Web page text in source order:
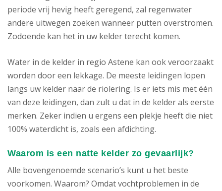
periode vrij hevig heeft geregend, zal regenwater
andere uitwegen zoeken wanneer putten overstromen.
Zodoende kan het in uw kelder terecht komen.
Water in de kelder in regio Astene kan ook veroorzaakt
worden door een lekkage. De meeste leidingen lopen
langs uw kelder naar de riolering. Is er iets mis met één
van deze leidingen, dan zult u dat in de kelder als eerste
merken. Zeker indien u ergens een plekje heeft die niet
100% waterdicht is, zoals een afdichting.
Waarom is een natte kelder zo gevaarlijk?
Alle bovengenoemde scenario’s kunt u het beste
voorkomen. Waarom? Omdat vochtproblemen in de